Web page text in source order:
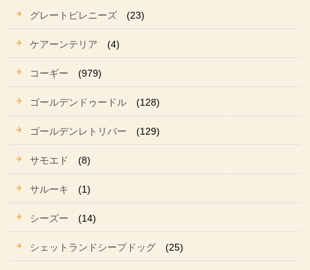
グレートピレニーズ (23)
ケアーンテリア (4)
コーギー (979)
ゴールデンドゥードル (128)
ゴールデンレトリバー (129)
サモエド (8)
サルーキ (1)
シーズー (14)
シェットランドシープドッグ (25)